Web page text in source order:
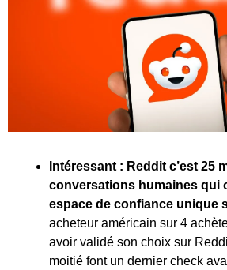
Intéressant : Reddit c’est 25
conversations humaines qui
espace de confiance unique
acheteur américain sur 4
avoir validé son choix sur
moitié font un dernier check